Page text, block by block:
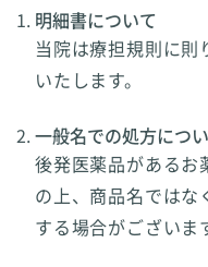
明細書について
当院は療担規則に
いたします。
一般名での処方につ
後発医薬品があるお
の上、商品名では
する場合がございま